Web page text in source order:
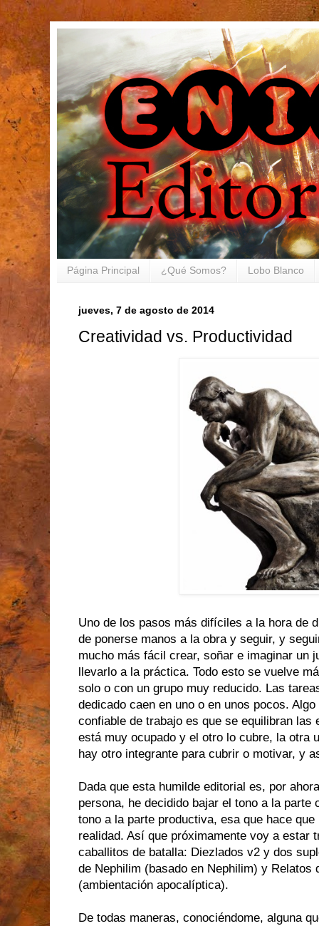
Página Principal ¿Qué Somos? Lobo Blanco
jueves, 7 de agosto de 2014
Creatividad vs. Productividad
Uno de los pasos más difíciles a la hora de
de ponerse manos a la obra y seguir, y
mucho más fácil crear, soñar e imaginar un
llevarlo a la práctica. Todo esto se vuelve
solo o con un grupo muy reducido. Las
dedicado caen en uno o en unos pocos.
confiable de trabajo es que se equilibran las
está muy ocupado y el otro lo cubre, la otra
hay otro integrante para cubrir o motivar, y
Dada que esta humilde editorial es, por
persona, he decidido bajar el tono a la
tono a la parte productiva, esa que hace
realidad. Así que próximamente voy a estar
caballitos de batalla: Diezlados v2 y dos
de Nephilim (basado en Nephilim) y Relatos
(ambientación apocalíptica).
De todas maneras, conociéndome, alguna